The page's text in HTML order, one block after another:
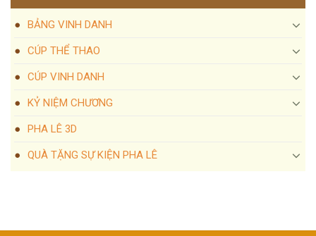
BẢNG VINH DANH
CÚP THỂ THAO
CÚP VINH DANH
KỶ NIỆM CHƯƠNG
PHA LÊ 3D
QUÀ TẶNG SỰ KIỆN PHA LÊ